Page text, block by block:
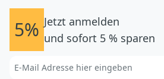
5% Jetzt anmelden
und sofort 5 % sparen